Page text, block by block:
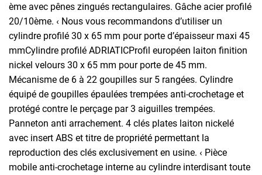
ème avec pênes zingués rectangulaires. Gâche acier profilé
20/10ème. ‹ Nous vous recommandons d’utiliser un
cylindre profilé 30 x 65 mm pour porte d’épaisseur maxi 45
mmCylindre profilé ADRIATICProfil européen laiton finition
nickel velours 30 x 65 mm pour porte de 45 mm.
Mécanisme de 6 à 22 goupilles sur 5 rangées. Cylindre
équipé de goupilles épaulées trempées anti-crochetage et
protégé contre le perçage par 3 aiguilles trempées.
Panneton anti arrachement. 4 clés plates laiton nickelé
avec insert ABS et titre de propriété permettant la
reproduction des clés exclusivement en usine. ‹ Pièce
mobile anti-crochetage interne au cylindre interdisant toute